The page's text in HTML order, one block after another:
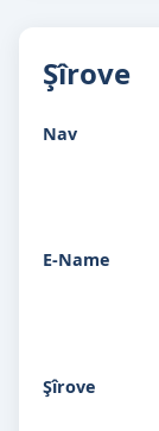
Şîrove
Nav
E-Name
Şîrove